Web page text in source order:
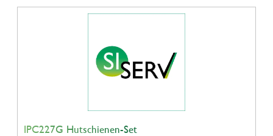
IPC227G Hutschienen-Set